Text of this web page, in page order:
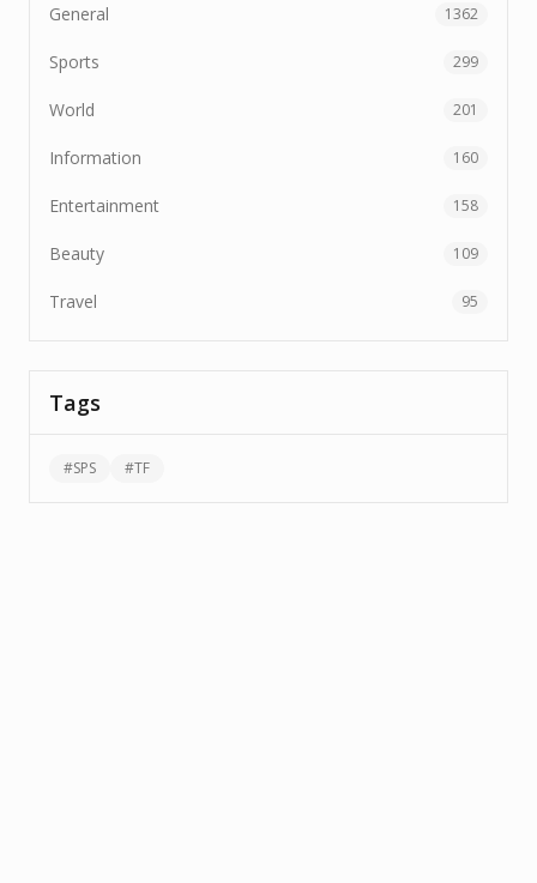
General 1362
Sports 299
World 201
Information 160
Entertainment 158
Beauty 109
Travel 95
Tags
#SPS #TF